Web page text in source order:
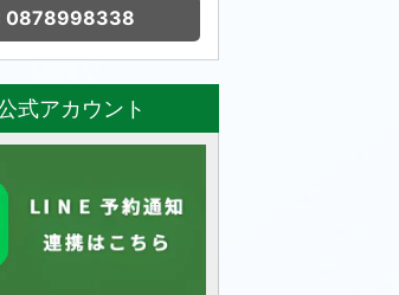
0878998338
式アカウント